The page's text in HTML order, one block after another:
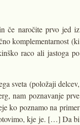
če naročite prvo jed iz
komplementarnost (ki
raco ali jastoga po
sveta (položaji delcev,
nam poznavanje prve
ko poznamo na primer
kje je. […] Da bi